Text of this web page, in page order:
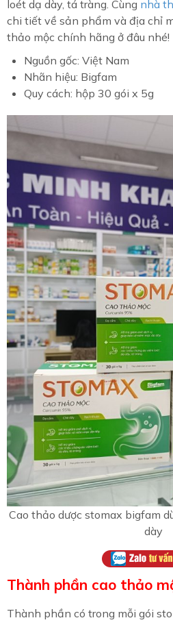
loét dạ dày, tá tràng. Cùng nhà
chi tiết về sản phẩm và địa chỉ
thảo mộc chính hãng ở đâu nhé!
Nguồn gốc: Việt Nam
Nhãn hiệu: Bigfam
Quy cách: hộp 30 gói x 5g
Cao thảo dược stomax bigfam
dày
Thành phần cao thảo
Thành phần có trong mỗi gói